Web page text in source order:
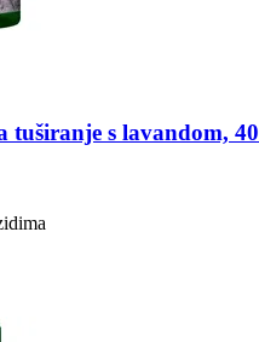
tuširanje s lavandom,